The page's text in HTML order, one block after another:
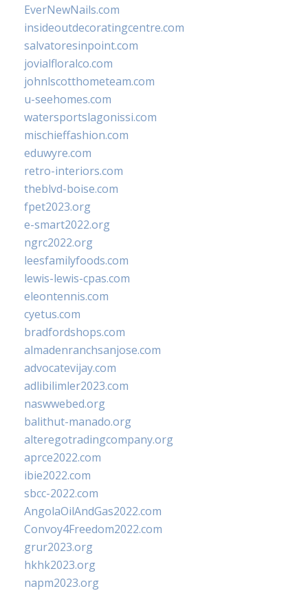
EverNewNails.com
insideoutdecoratingcentre.com
salvatoresinpoint.com
jovialfloralco.com
johnlscotthometeam.com
u-seehomes.com
watersportslagonissi.com
mischieffashion.com
eduwyre.com
retro-interiors.com
theblvd-boise.com
fpet2023.org
e-smart2022.org
ngrc2022.org
leesfamilyfoods.com
lewis-lewis-cpas.com
eleontennis.com
cyetus.com
bradfordshops.com
almadenranchsanjose.com
advocatevijay.com
adlibilimler2023.com
naswwebed.org
balithut-manado.org
alteregotradingcompany.org
aprce2022.com
ibie2022.com
sbcc-2022.com
AngolaOilAndGas2022.com
Convoy4Freedom2022.com
grur2023.org
hkhk2023.org
napm2023.org